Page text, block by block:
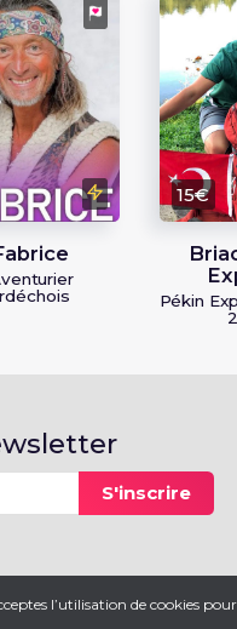
15€
Pékin
S'inscrire
l’utilisation de cookies